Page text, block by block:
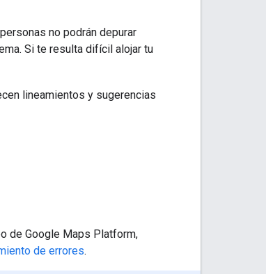
no podrán depurar
Si te resulta difícil alojar tu
lineamientos y sugerencias
de Google Maps Platform,
de errores.